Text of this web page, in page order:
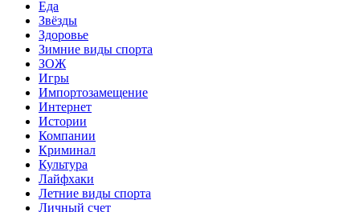
Еда
Звёзды
Здоровье
Зимние виды спорта
ЗОЖ
Игры
Импортозамещение
Интернет
Истории
Компании
Криминал
Культура
Лайфхаки
Летние виды спорта
Личный счет